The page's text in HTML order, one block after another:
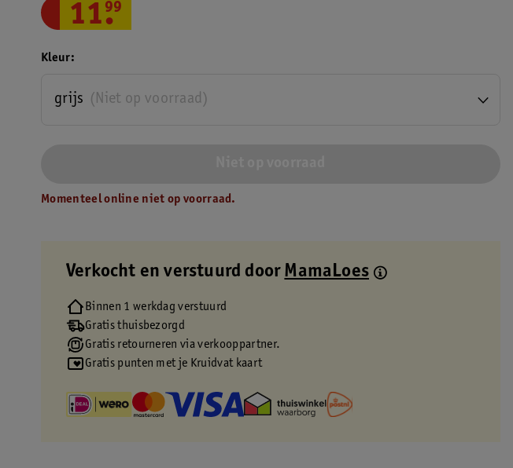
11.
99
Kleur
(Niet op voorraad)
grijs
Momenteel online niet op voorraad.
Verkocht en verstuurd door MamaLoes
Binnen 1 werkdag verstuurd
Gratis thuisbezorgd
Gratis retourneren via verkooppartner.
Gratis punten met je Kruidvat kaart